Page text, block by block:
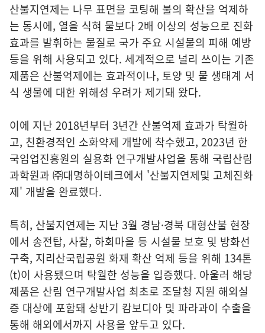
산불지연제는 나무 표면을 코팅해 불의 확산을 억제하
는 동시에, 열을 식혀 물보다 2배 이상의 성능으로 진화
효과를 발휘하는 물질로 국가 주요 시설물의 피해 예방
등을 위해 사용되고 있다. 세계적으로 널리 쓰이는 기존
제품은 산불억제에는 효과적이나, 토양 및 물 생태계 서
식 생물에 대한 위해성 우려가 제기돼 왔다.
이에 지난 2018년부터 3년간 산불억제 효과가 탁월하
고, 친환경적인 소화약제 개발에 착수했고, 2023년 한
국임업진흥원의 실용화 연구개발사업을 통해 국립산림
과학원과 ㈜대명하이테크에서 '산불지연제및 고체진화
제' 개발을 완료했다.
특히, 산불지연제는 지난 3월 경남·경북 대형산불 현장
에서 송전탑, 사찰, 하회마을 등 시설물 보호 및 방화선
구축, 지리산국립공원 화재 확산 억제 등을 위해 134톤
(t)이 사용됐으며 탁월한 성능을 입증했다. 아울러 해당
제품은 산림 연구개발사업 최초로 조달청 지원 해외실
증 대상에 포함돼 상반기 캄보디아 및 파라과이 수출을
통해 해외에서까지 사용을 앞두고 있다.